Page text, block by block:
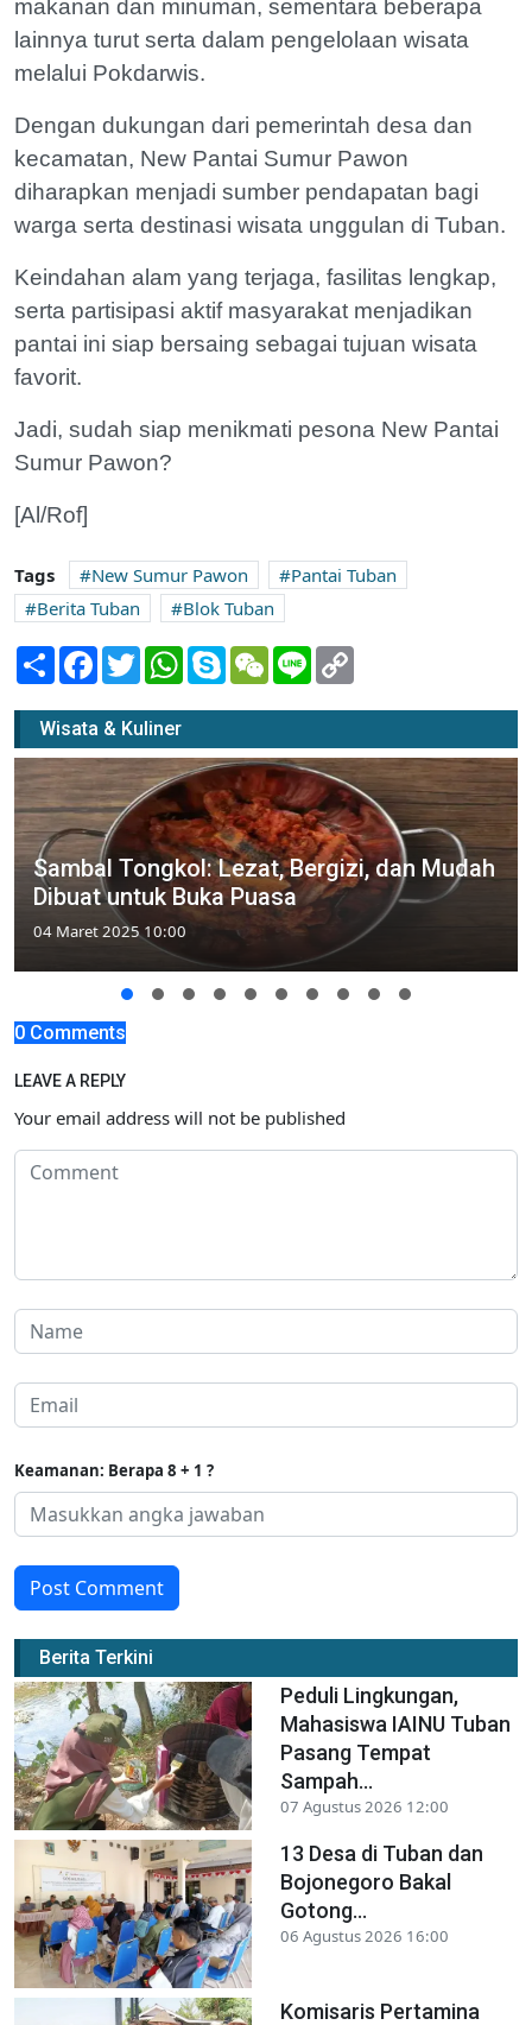
makanan dan minuman, sementara beberapa
lainnya turut serta dalam pengelolaan wisata
melalui Pokdarwis.
Dengan dukungan dari pemerintah desa dan
kecamatan, New Pantai Sumur Pawon
diharapkan menjadi sumber pendapatan bagi
warga serta destinasi wisata unggulan di Tuban.
Keindahan alam yang terjaga, fasilitas lengkap,
serta partisipasi aktif masyarakat menjadikan
pantai ini siap bersaing sebagai tujuan wisata
favorit.
Jadi, sudah siap menikmati pesona New Pantai
Sumur Pawon?
[Al/Rof]
Tags New Sumur Pawon
Pantai Tuban
Berita Tuban
Blok Tuban
Share Facebook
TwitterWhatsApp
SkypeWeChatLine
Wisata & Kuliner
Sambal Tongkol: Lezat, Bergizi, dan Mudah
Dibuat untuk Buka Puasa
04 Maret 2025 10:00
0 Comments
LEAVE A REPLY
Your email address will not be published
Keamanan: Berapa 8 + 1 ?
Post Comment
Berita Terkini
Peduli Lingkungan,
Mahasiswa IAINU Tuban
Pasang Tempat
Sampah...
07 Agustus 2026 12:00
13 Desa di Tuban dan
Bojonegoro Bakal
Gotong...
06 Agustus 2026 16:00
Komisaris Pertamina